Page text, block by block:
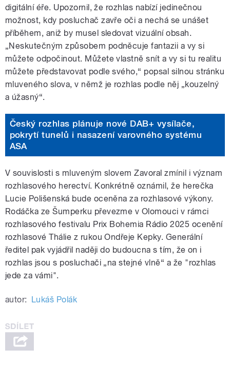
digitální éře. Upozornil, že rozhlas nabízí jedinečnou
možnost, kdy posluchač zavře oči a nechá se unášet
příběhem, aniž by musel sledovat vizuální obsah.
„Neskutečným způsobem podněcuje fantazii a vy si
můžete odpočinout. Můžete vlastně snít a vy si tu realitu
můžete představovat podle svého,“ popsal silnou stránku
mluveného slova, v němž je rozhlas podle něj „kouzelný
a úžasný“.
Český rozhlas plánuje nové DAB+ vysílače,
pokrytí tunelů i nasazení varovného systému
ASA
V souvislosti s mluveným slovem Zavoral zmínil i význam
rozhlasového herectví. Konkrétně oznámil, že herečka
Lucie Polišenská bude oceněna za rozhlasové výkony.
Rodáčka ze Šumperku převezme v Olomouci v rámci
rozhlasového festivalu Prix Bohemia Rádio 2025 ocenění
rozhlasové Thálie z rukou Ondřeje Kepky. Generální
ředitel pak vyjádřil naději do budoucna s tím, že on i
rozhlas jsou s posluchači „na stejné vlně“ a že "rozhlas
jede za vámi".
autor: Lukáš Polák